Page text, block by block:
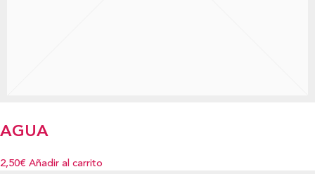
AGUA
2,50€ Añadir al carrito